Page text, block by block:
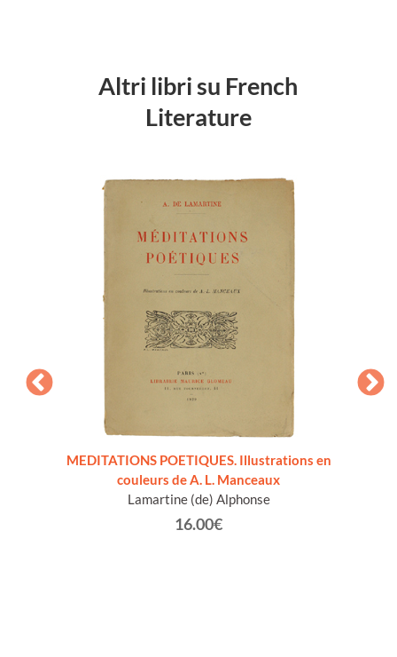
Altri libri su French
Literature
MEDITATIONS POETIQUES. Illustrations en
couleurs de A. L. Manceaux
Lamartine (de) Alphonse
16.00€